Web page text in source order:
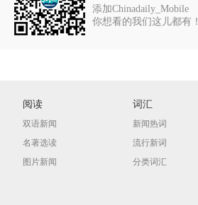
添加Chinadaily_Mobile
你想看的我们这儿都有！
阅读
双语新闻
名著选读
图片新闻
词汇
新闻热词
流行新词
分类词汇